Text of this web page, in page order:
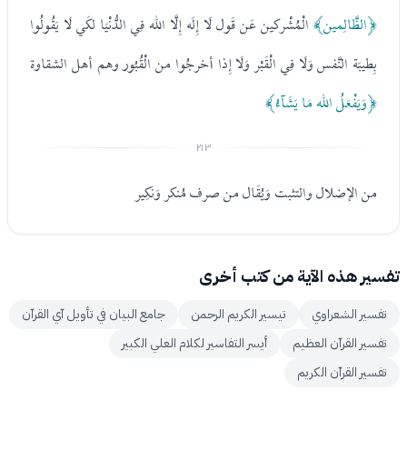
﴿الظَّالِمين﴾الْمُشْركين عَن قَول لَا إِلَه إِلَّا الله فِي الدُّنْيَا لكَي لَا يَقُولُوا
بِطيبَة النَّفس وَلَا فِي الْقَبْر وَلَا إِذا أخرجُوا من الْقُبُور وهم أهل الشقاوة
﴿وَيَفْعَلُ الله مَا يَشَآءُ﴾
٢١٣
من الإضلال والتثبت وَيُقَال من صرف مُنكر وَنَكِير
تفسير هذه الآية من كتب أخرى
تفسير الشعراوي تيسير الكريم الرحمن
جامع البيان في تأويل آي القرآن
تفسير القرآن العظيم
أيسر التفاسير لكلام العلي الكبير
تفسير القرآن الكريم